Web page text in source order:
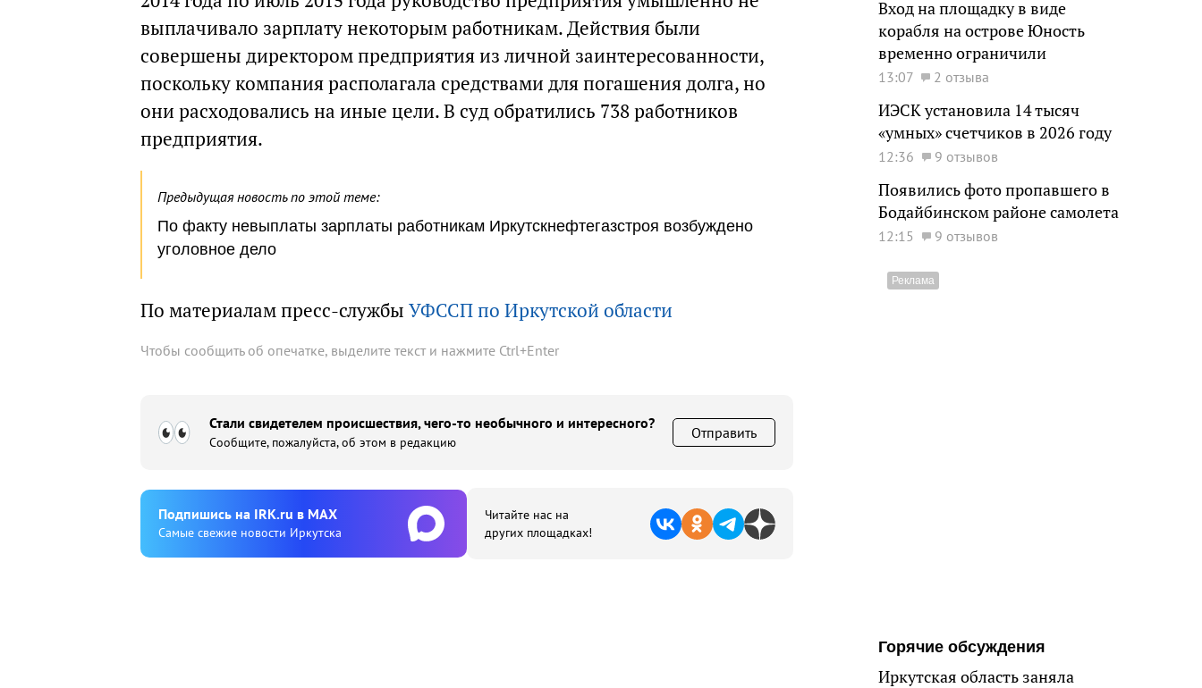
выплачивало зарплату некоторым работникам. Действия были
совершены директором предприятия из личной заинтересованности,
поскольку компания располагала средствами для погашения долга, но
они расходовались на иные цели. В суд обратились 738 работников
предприятия.
Предыдущая новость по этой теме:
По факту невыплаты зарплаты работникам Иркутскнефтегазстроя возбуждено
уголовное дело
По материалам пресс-службы УФССП по Иркутской области
Чтобы сообщить об опечатке, выделите текст и нажмите Ctrl+Enter
Стали свидетелем происшествия, чего-то необычного и интересного?
Сообщите, пожалуйста, об этом в редакцию
Отправить
Подпишиcь на IRK.ru в MAX
Cамые свежие новости Иркутска
Читайте нас на
других площадках!
Вход на площадку в виде
корабля на острове Юность
временно ограничили
13:07 2 отзыва
ИЭСК установила 14 тысяч
«умных» счетчиков в 2026 году
12:36 9 отзывов
Появились фото пропавшего в
Бодайбинском районе самолета
12:15 9 отзывов
Горячие обсуждения
Иркутская область заняла